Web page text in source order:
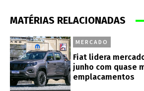
MATÉRIAS RELACIONADAS
MERCADO
Fiat lidera
junho com quase
emplacamentos